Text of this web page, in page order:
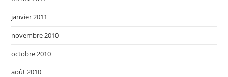
janvier 2011
novembre 2010
octobre 2010
août 2010